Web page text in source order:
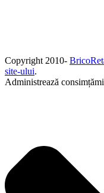
Copyright 2010-
site-ului.
Administrează